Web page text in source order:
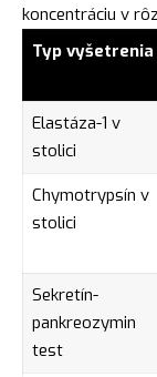
koncentráciu v
Typ vyšetrenia
Elastáza-1 v
stolici
Chymotrypsín v
stolici
Sekretín-
pankreozymin
test